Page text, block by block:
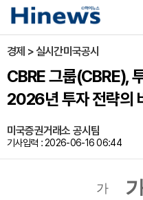
경제 > 실시간미국공시
CBRE 그룹(CBRE),
2026년 투자 전략의
미국증권거래소 공시팀
기사입력 : 2026-06-16 06:44
가